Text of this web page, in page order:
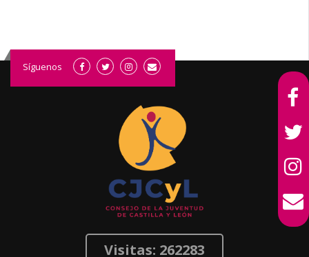
Síguenos
Visitas: 262283